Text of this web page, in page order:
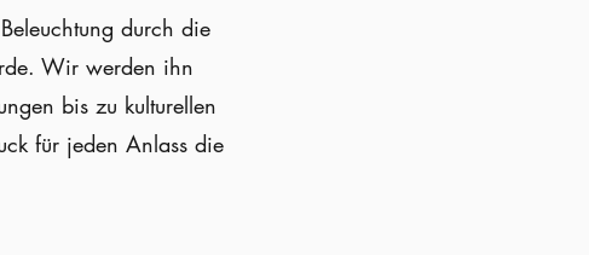
durch die
Wir werden ihn
bis zu kulturellen
für jeden Anlass die